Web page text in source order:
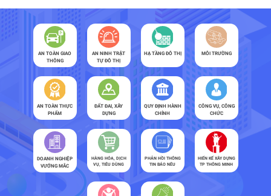
AN TOÀN GIAO
THÔNG
AN NINH TRẬT
TỰ ĐÔ THỊ
HẠ TẦNG ĐÔ THỊ MÔI TRƯỜNG
AN TOÀN THỰC
PHẨM
ĐẤT ĐAI, XÂY
DỰNG
QUY ĐỊNH HÀNH
CHÍNH
CÔNG VỤ, CÔNG
CHỨC
DOANH NGHIỆP
VƯỚNG MẮC
HÀNG HÓA, DỊCH
VỤ, TIÊU DÙNG
PHẢN HỒI THÔNG
TIN BÁO NÊU
HIẾN KẾ XÂY DỰNG
TP THÔNG MINH